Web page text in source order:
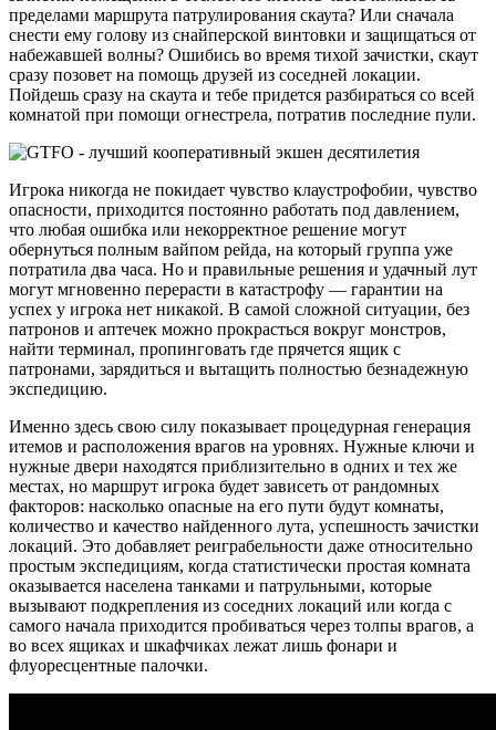
пределами маршрута патрулирования скаута? Или сначала
снести ему голову из снайперской винтовки и защищаться от
набежавшей волны? Ошибись во время тихой зачистки, скаут
сразу позовет на помощь друзей из соседней локации.
Пойдешь сразу на скаута и тебе придется разбираться со всей
комнатой при помощи огнестрела, потратив последние пули.
Игрока никогда не покидает чувство клаустрофобии, чувство
опасности, приходится постоянно работать под давлением,
что любая ошибка или некорректное решение могут
обернуться полным вайпом рейда, на который группа уже
потратила два часа. Но и правильные решения и удачный лут
могут мгновенно перерасти в катастрофу — гарантии на
успех у игрока нет никакой. В самой сложной ситуации, без
патронов и аптечек можно прокрасться вокруг монстров,
найти терминал, пропинговать где прячется ящик с
патронами, зарядиться и вытащить полностью безнадежную
экспедицию.
Именно здесь свою силу показывает процедурная генерация
итемов и расположения врагов на уровнях. Нужные ключи и
нужные двери находятся приблизительно в одних и тех же
местах, но маршрут игрока будет зависеть от рандомных
факторов: насколько опасные на его пути будут комнаты,
количество и качество найденного лута, успешность зачистки
локаций. Это добавляет реиграбельности даже относительно
простым экспедициям, когда статистически простая комната
оказывается населена танками и патрульными, которые
вызывают подкрепления из соседних локаций или когда с
самого начала приходится пробиваться через толпы врагов, а
во всех ящиках и шкафчиках лежат лишь фонари и
флуоресцентные палочки.